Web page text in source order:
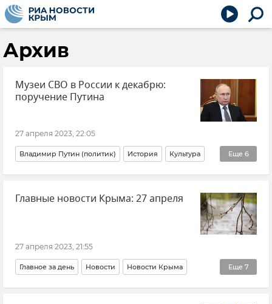
Архив
Музеи СВО в России к декабрю:
поручение Путина
27 апреля 2023, 22:05
Еще 6
Владимир Путин (политик) История Культура
Общество Россия Новости СВО Армия и флот
Вооруженные силы России Новости
Главные новости Крыма: 27 апреля
27 апреля 2023, 21:55
Еще 7
Главное за день Новости Новости Крыма
Крым Севастополь Общество Ялта